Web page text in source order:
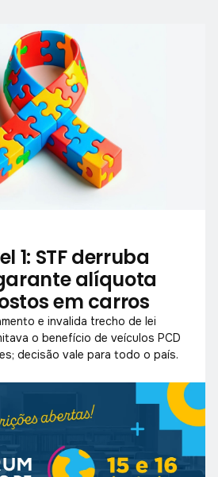
1: STF derruba
alíquota
em carros
e invalida trecho de lei
o benefício de veículos PCD
decisão vale para todo o país.